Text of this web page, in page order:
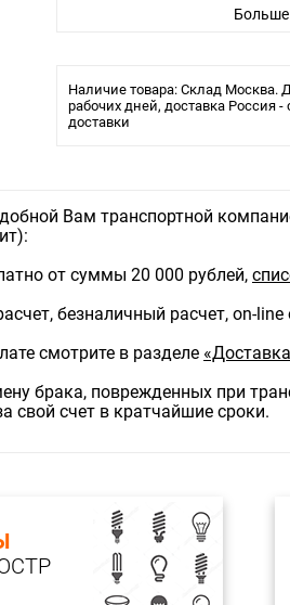
Больше
Наличие товара: Склад Москва.
рабочих дней, доставка Россия -
доставки
Вам транспортной
от суммы 20 000 рублей,
безналичный расчет, on-line
смотрите в разделе
брака, поврежденных при
свой счет в кратчайшие сроки.